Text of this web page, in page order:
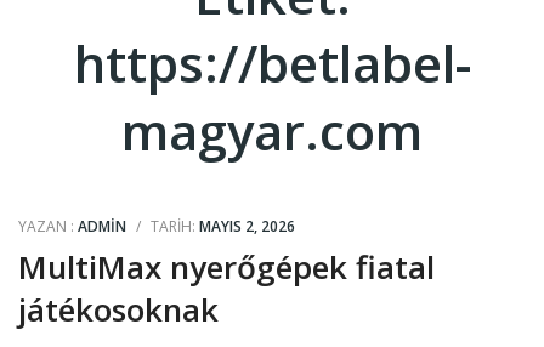
https://betlabel-
magyar.com
YAZAN : ADMIN / TARIH: MAYIS 2, 2026
MultiMax nyerőgépek fiatal
játékosoknak